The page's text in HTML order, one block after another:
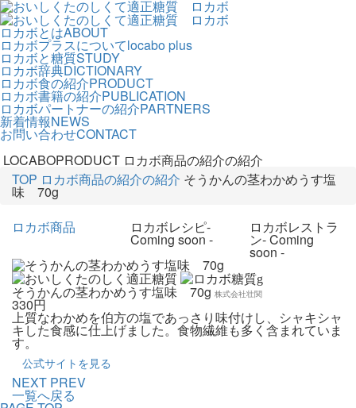
ロカボとはABOUT
ロカボプラスについてlocabo plus
ロカボと糖質STUDY
ロカボ辞典DICTIONARY
ロカボ食の紹介PRODUCT
ロカボ書籍の紹介PUBLICATION
ロカボパートナーの紹介PARTNERS
新着情報NEWS
お問い合わせCONTACT
LOCABOPRODUCT ロカボ商品の紹介の紹介
TOP ロカボ商品の紹介の紹介 そうかんの茎わかめうす塩
味 70g
ロカボ商品
ロカボレシピ-
Coming soon -
ロカボレストラ
ン- Coming
soon -
g
そうかんの茎わかめうす塩味 70g 株式会社壮関
330円
上質なわかめを伯方の塩であっさり味付けし、シャキシャ
キした食感に仕上げました。食物繊維も多く含まれていま
す。
公式サイトを見る
NEXT PREV
一覧へ戻る